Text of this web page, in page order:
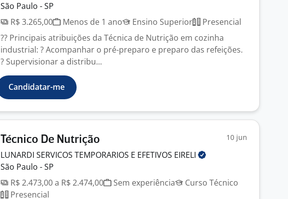
São Paulo - SP
R$ 3.265,00
Menos de 1 ano Ensino Superior
Presencial
?? Principais atribuições da Técnica de Nutrição em cozinha
industrial: ? Acompanhar o pré-preparo e preparo das refeições.
? Supervisionar a distribu...
Candidatar-me
Técnico De Nutrição 10 jun
LUNARDI SERVICOS TEMPORARIOS E EFETIVOS EIRELI
São Paulo - SP
R$ 2.473,00 a R$ 2.474,00
Sem experiência
Curso Técnico
Presencial